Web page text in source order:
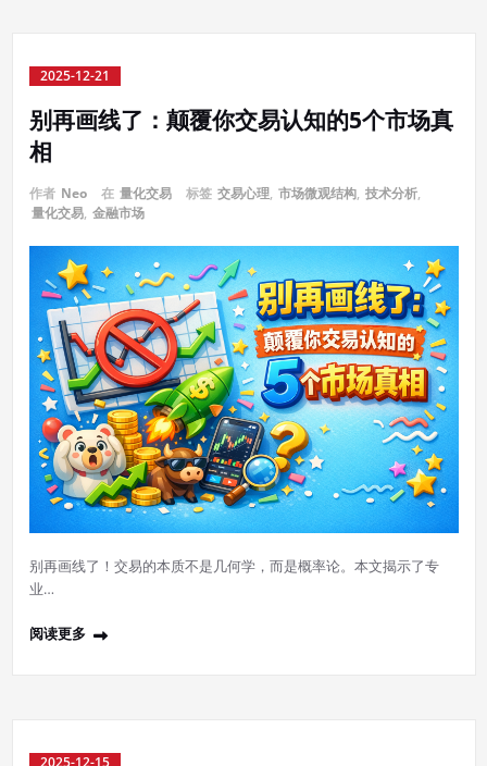
2025-12-21
别再画线了：颠覆你交易认知的5个市场真
相
作者 Neo 在 量化交易 标签 交易心理, 市场微观结构, 技术分析,
量化交易, 金融市场
别再画线了！交易的本质不是几何学，而是概率论。本文揭示了专
业…
阅读更多
2025-12-15